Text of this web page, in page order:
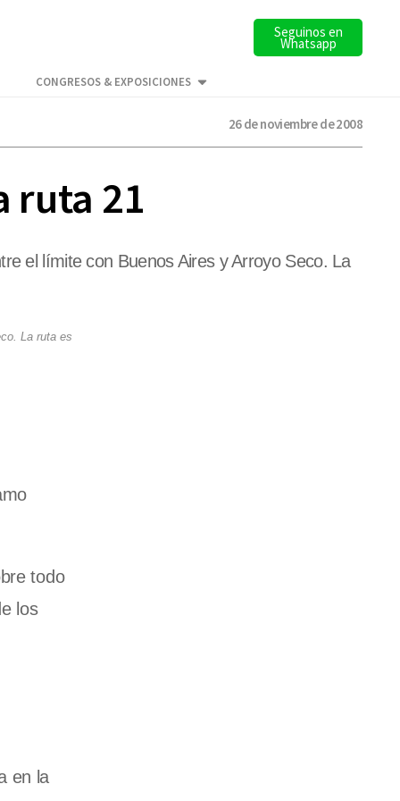
Seguinos en
Whatsapp
CONGRESOS & EXPOSICIONES
26 de noviembre de 2008
ruta 21
el límite con Buenos Aires y Arroyo Seco. La
La ruta es
todo
los
en la